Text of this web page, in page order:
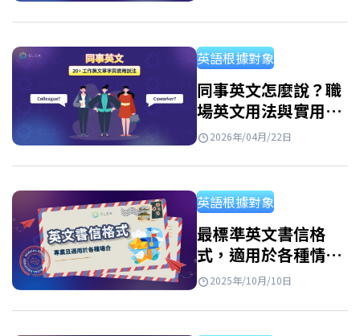
英語根據對象
同事英文怎麼說？職
場英文用法與實用對
話整理
2026年/04月/22日
英語根據對象
最標準英文書信格
式，適用於各種情
境，附實際範例
2025年/10月/10日